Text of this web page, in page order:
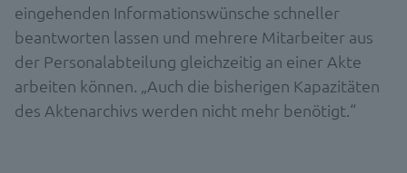
eingehenden Informationswünsche schneller
beantworten lassen und mehrere Mitarbeiter aus
der Personalabteilung gleichzeitig an einer Akte
arbeiten können. „Auch die bisherigen Kapazitäten
des Aktenarchivs werden nicht mehr benötigt.“